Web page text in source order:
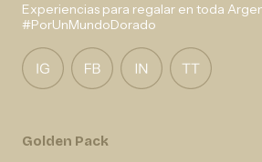
Experiencias para regalar en toda
#PorUnMundoDorado
Golden Pack